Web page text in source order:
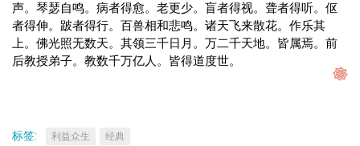
声。琴瑟自鸣。病者得愈。老更少。盲者得视。聋者得听。伛
者得伸。跛者得行。百兽相和悲鸣。诸天飞来散花。作乐其
上。佛光照无数天。其领三千日月。万二千天地。皆属焉。前
后教授弟子。教数千万亿人。皆得道度世。
标签: 利益众生 经典